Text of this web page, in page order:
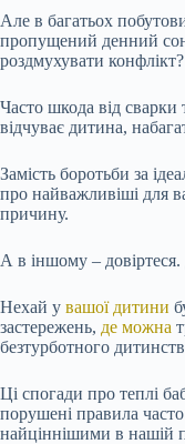
Але в багатьох
пропущений денний
роздмухувати конфлікт?
Часто шкода від
відчуває дитина,
Замість боротьби за
про найважливіші для
причину.
А в іншому – довіртеся.
Нехай у вашої дитини
застережень, де можна
безтурботного
Ці спогади про теплі
порушені правила
найціннішими в нашій